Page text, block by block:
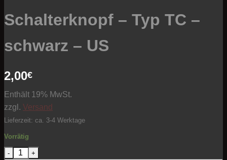
Schalterknopf – Typ TC –
schwarz – US
2,00€
Enthält 19% MwSt.
zzgl. Versand
Lieferzeit: ca. 3-4 Werktage
Vorrätig
Schalterknopf - Typ TC - schwarz - US Menge